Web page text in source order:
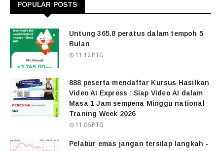
POPULAR POSTS
Untung 365.8 peratus dalam tempoh 5
Bulan
11:12 PTG
888 peserta mendaftar Kursus Hasilkan
Video AI Express : Siap Video AI dalam
Masa 1 Jam sempena Minggu national
Traning Week 2026
11:06 PTG
Pelabur emas jangan tersilap langkah -